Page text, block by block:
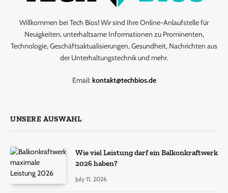
Willkommen bei Tech Bios! Wir sind Ihre Online-Anlaufstelle für
Neuigkeiten, unterhaltsame Informationen zu Prominenten,
Technologie, Geschäftsaktualisierungen, Gesundheit, Nachrichten aus
der Unterhaltungstechnik und mehr.
Email:kontakt@techbios.de
UNSERE AUSWAHL
Wie viel Leistung darf ein Balkonkraftwerk
2026 haben?
July 11, 2026